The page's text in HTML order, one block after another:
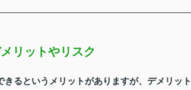
リットやリスク
るというメリットがありますが、デメリッ